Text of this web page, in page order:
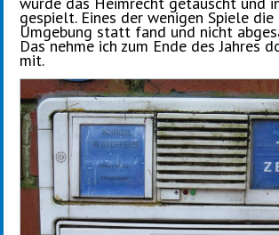
gespielt. Eines der wenigen Spiele die
Umgebung statt fand und nicht
Das nehme ich zum Ende des Jahres
mit.